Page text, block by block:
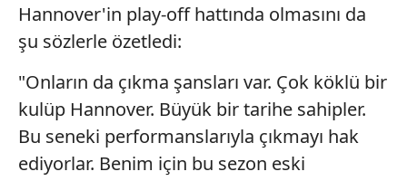
Hannover'in play-off hattında olmasını da
şu sözlerle özetledi:
"Onların da çıkma şansları var. Çok köklü bir
kulüp Hannover. Büyük bir tarihe sahipler.
Bu seneki performanslarıyla çıkmayı hak
ediyorlar. Benim için bu sezon eski